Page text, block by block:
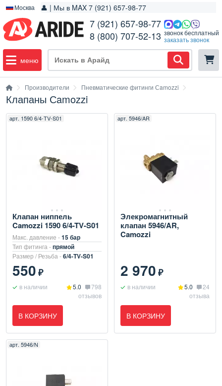
Москва 👤 | Мы в MAX 7 (921) 657-98-77
7 (921) 657-98-77
8 (800) 707-52-13 звонок бесплатный
заказать звонок
меню
Производители Пневматические фитинги Сamozzi
Клапаны Сamozzi
арт. 1590 6/4-TV-S01
Клапан ниппель
Camozzi 1590 6/4-TV-S01
Макс. давление -15 бар
Тип фитинга -прямой
Размер / Резьба -6/4-TV-S01
550₽
в наличии 5.0
798
отзывов
В КОРЗИНУ
арт. 5946/AR
Элекромагнитный
клапан 5946/AR,
Camozzi
2 970₽
в наличии 5.0
24
отзыва
В КОРЗИНУ
арт. 5946/N